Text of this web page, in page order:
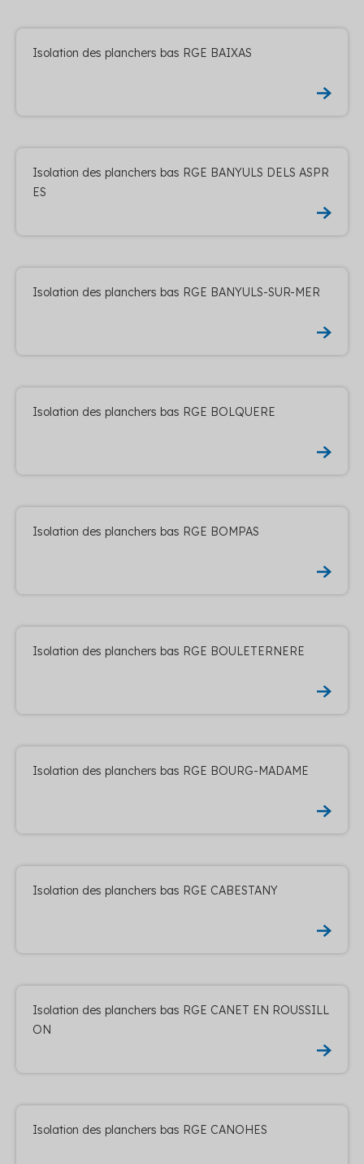
Isolation des planchers bas RGE BAIXAS
Isolation des planchers bas RGE BANYULS DELS ASPR
ES
Isolation des planchers bas RGE BANYULS-SUR-MER
Isolation des planchers bas RGE BOLQUERE
Isolation des planchers bas RGE BOMPAS
Isolation des planchers bas RGE BOULETERNERE
Isolation des planchers bas RGE BOURG-MADAME
Isolation des planchers bas RGE CABESTANY
Isolation des planchers bas RGE CANET EN ROUSSILL
ON
Isolation des planchers bas RGE CANOHES